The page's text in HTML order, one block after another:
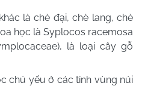
là chè đại, chè lang, chè
học là Syplocos racemosa
là loại cây gỗ
chủ yếu ở các tỉnh vùng núi